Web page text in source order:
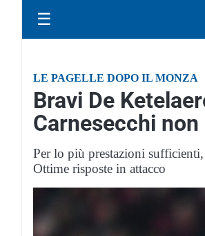
☰
LE PAGELLE DOPO IL MONZA
Bravi De
Carnesecchi
Per lo più prestazioni
Ottime risposte in attacco